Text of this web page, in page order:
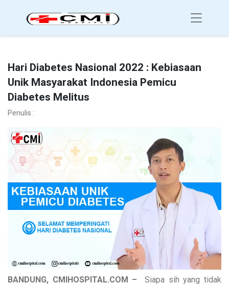
Hari Diabetes Nasional 2022 : Kebiasaan
Unik Masyarakat Indonesia Pemicu
Diabetes Melitus
Penulis :
BANDUNG, CMIHOSPITAL.COM – Siapa sih yang tidak